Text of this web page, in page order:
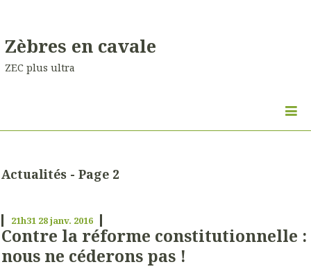
Zèbres en cavale
ZEC plus ultra
Actualités - Page 2
21h31 28janv. 2016
Contre la réforme constitutionnelle :
nous ne céderons pas !